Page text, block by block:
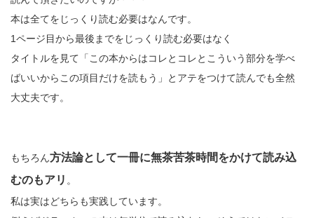
本は全てをじっくり読む必要はなんです。
1ページ目から最後までをじっくり読む必要はなく
タイトルを見て「この本からはコレとコレとこういう部分を学べ
ばいいからこの項目だけを読もう」とアテをつけて読んでも全然
大丈夫です。
もちろん方法論として一冊に無茶苦茶時間をかけて読み込
むのもアリ 。
私は実はどちらも実践しています。